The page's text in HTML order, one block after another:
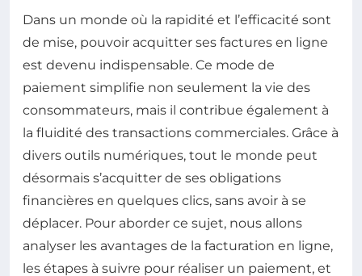
Dans un monde où la rapidité et l’efficacité sont
de mise, pouvoir acquitter ses factures en ligne
est devenu indispensable. Ce mode de
paiement simplifie non seulement la vie des
consommateurs, mais il contribue également à
la fluidité des transactions commerciales. Grâce à
divers outils numériques, tout le monde peut
désormais s’acquitter de ses obligations
financières en quelques clics, sans avoir à se
déplacer. Pour aborder ce sujet, nous allons
analyser les avantages de la facturation en ligne,
les étapes à suivre pour réaliser un paiement, et